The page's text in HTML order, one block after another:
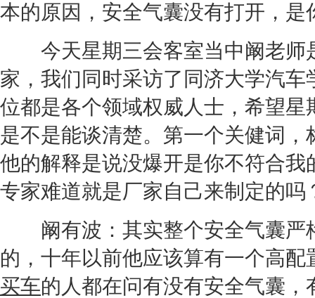
本的原因，安全气囊没有打开，是
今天星期三会客室当中阚老师
家，我们同时采访了同济大学汽车
位都是各个领域权威人士，希望
是不是能谈清楚。第一个关健词
他的解释是说没爆开是你不符合
专家难道就是厂家自己来制定的吗
阚有波：其实整个安全气囊严
的，十年以前他应该算有一个高
买车的人都在问有没有安全气囊